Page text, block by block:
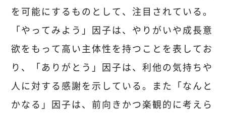
を可能にするものとして、注目されている。
「やってみよう」因子は、やりがいや成長意
欲をもって高い主体性を持つことを表してお
り、「ありがとう」因子は、利他の気持ちや
人に対する感謝を示している。また「なんと
かなる」因子は、前向きかつ楽観的に考えら